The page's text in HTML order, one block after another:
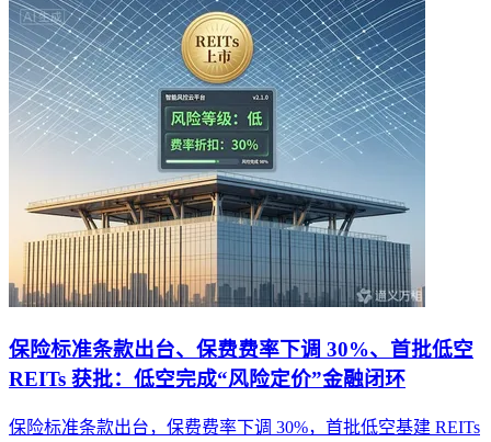
保险标准条款出台、保费费率下调 30%、首批低空
REITs 获批：低空完成“风险定价”金融闭环
保险标准条款出台，保费费率下调 30%，首批低空基建 REITs